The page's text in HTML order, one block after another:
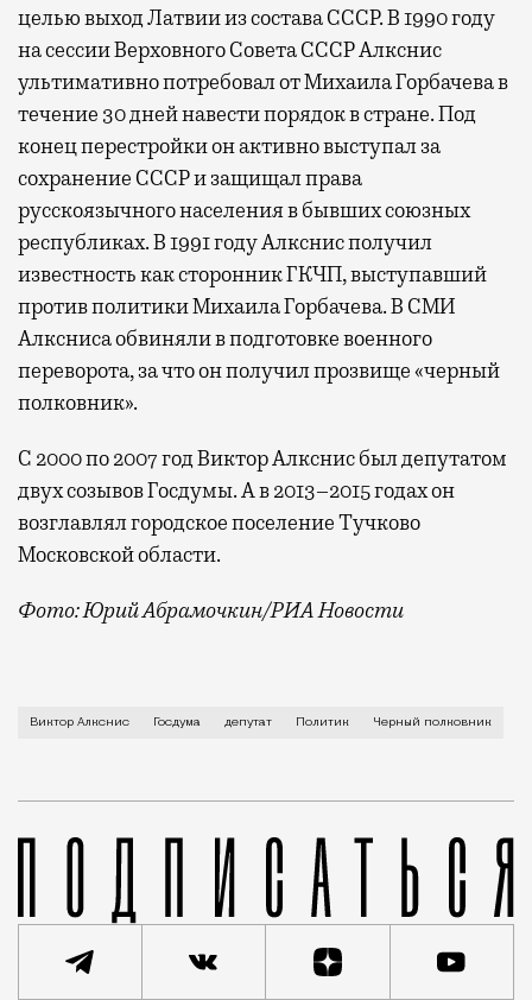
целью выход Латвии из состава СССР. В 1990 году
на сессии Верховного Совета СССР Алкснис
ультимативно потребовал от Михаила Горбачева в
течение 30 дней навести порядок в стране. Под
конец перестройки он активно выступал за
сохранение СССР и защищал права
русскоязычного населения в бывших союзных
республиках. В 1991 году Алкснис получил
известность как сторонник ГКЧП, выступавший
против политики Михаила Горбачева. В СМИ
Алксниса обвиняли в подготовке военного
переворота, за что он получил прозвище «черный
полковник».
С 2000 по 2007 год Виктор Алкснис был депутатом
двух созывов Госдумы. А в 2013–2015 годах он
возглавлял городское поселение Тучково
Московской области.
Фото: Юрий Абрамочкин/РИА Новости
Известный советский и российский
Виктор Алкснис Госдума депутат Политик Черный полковник